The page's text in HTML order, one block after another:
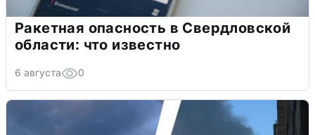
Ракетная опасность в Свердловской
области: что известно
6 августа 0